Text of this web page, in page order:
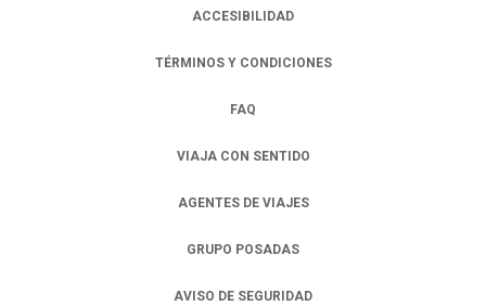
ACCESIBILIDAD
TÉRMINOS Y CONDICIONES
FAQ
VIAJA CON SENTIDO
AGENTES DE VIAJES
GRUPO POSADAS
AVISO DE SEGURIDAD